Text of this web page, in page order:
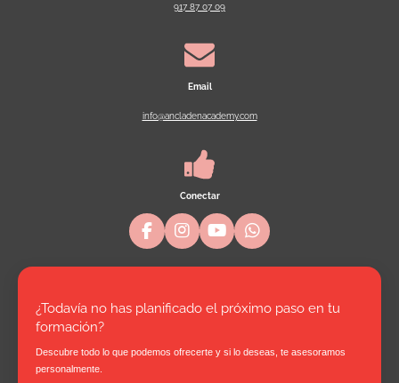
917 87 07 09
Email
info@ancladenacademy.com
Conectar
F
a
c
b
o
k
I
n
s
g
a
Y
o
u
u
b
W
h
a
s
A
p
¿Todavía no has planificado el próximo paso en tu
formación?
Descubre todo lo que podemos ofrecerte y si lo deseas, te asesoramos
personalmente.